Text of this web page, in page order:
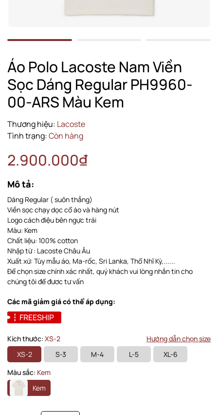
Áo Polo Lacoste Nam Viền
Sọc Dáng Regular PH9960-
00-ARS Màu Kem
Thương hiệu: Lacoste
Tình trạng:Còn hàng
2.900.000₫
Mô tả:
Dáng Regular ( suôn thẳng)
Viền sọc chạy dọc cổ áo và hàng nút
Logo cách điệu bên ngực trái
Màu: Kem
Chất liệu: 100% cotton
Nhập từ : Lacoste Châu Âu
Xuất xứ: Tùy mẫu áo, Ma-rốc, Sri Lanka, Thổ Nhĩ Kỳ,......
Để chọn size chính xác nhất, quý khách vui lòng nhắn tin cho
chúng tôi để đươc tư vấn
Các mã giảm giá có thể áp dụng:
FREESHIP
Kích thước: XS-2
Hướng dẫn chọn size
XS-2
S-3 M-4 L-5
XL-6
Màu sắc: Kem
Kem